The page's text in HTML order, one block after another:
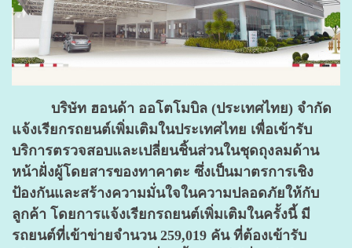
บริษัท ฮอนด้า ออโตโมบิล (ประเทศไทย) จำกัด
แจ้งเรียกรถยนต์เพิ่มเติมในประเทศไทย เพื่อเข้ารับ
บริการตรวจสอบและเปลี่ยนชิ้นส่วนในชุดถุงลมด้าน
หน้าฝั่งผู้โดยสารของทาคาตะ ซึ่งเป็นมาตรการเชิง
ป้องกันและสร้างความมั่นใจในความปลอดภัยให้กับ
ลูกค้า โดยการแจ้งเรียกรถยนต์เพิ่มเติมในครั้งนี้ มี
รถยนต์ที่เข้าข่ายจำนวน 259,019 คัน ที่ต้องเข้ารับ